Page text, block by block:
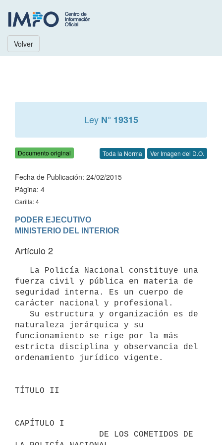
Volver
Ley N° 19315
Documento original Toda la Norma Ver Imagen del D.O.
Fecha de Publicación: 24/02/2015
Página: 4
Carilla: 4
PODER EJECUTIVO
Artículo 2
fuerza civil y pública en materia de
seguridad interna. Es un cuerpo de
carácter nacional y profesional.
naturaleza jerárquica y su
funcionamiento se rige por la más
estricta disciplina y observancia del
ordenamiento jurídico vigente.
TÍTULO II
CAPÍTULO I